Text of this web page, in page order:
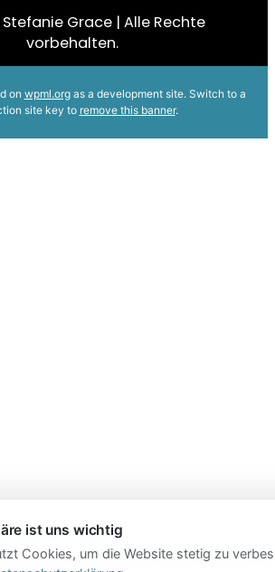
Grace | Alle Rechte
vorbehalten.
ist uns wichtig
Cookies, um die Website stetig zu
on wpml.orgas a development site. Switch to a
site key to remove this banner.